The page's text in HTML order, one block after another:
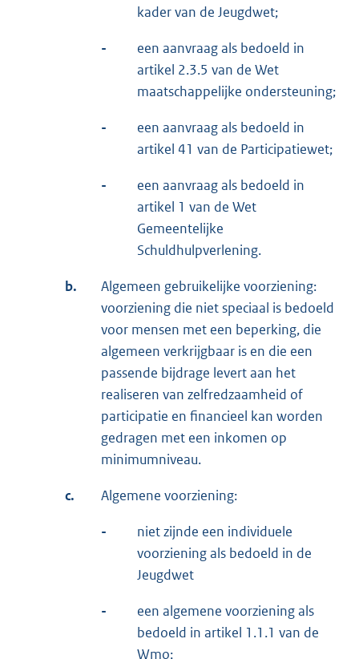
kader van de Jeugdwet;
-
een aanvraag als bedoeld in
artikel 2.3.5 van de Wet
maatschappelijke ondersteuning;
-
een aanvraag als bedoeld in
artikel 41 van de Participatiewet;
-
een aanvraag als bedoeld in
artikel 1 van de Wet
Gemeentelijke
Schuldhulpverlening.
b.
Algemeen gebruikelijke voorziening:
voorziening die niet speciaal is bedoeld
voor mensen met een beperking, die
algemeen verkrijgbaar is en die een
passende bijdrage levert aan het
realiseren van zelfredzaamheid of
participatie en financieel kan worden
gedragen met een inkomen op
minimumniveau.
c. Algemene voorziening:
-
niet zijnde een individuele
voorziening als bedoeld in de
Jeugdwet
-
een algemene voorziening als
bedoeld in artikel 1.1.1 van de
Wmo;